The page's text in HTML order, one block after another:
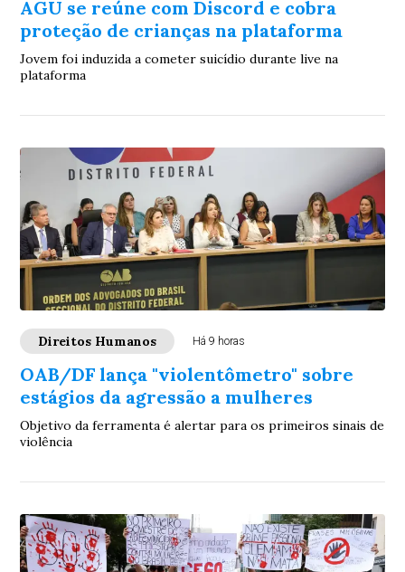
AGU se reúne com Discord e cobra
proteção de crianças na plataforma
Jovem foi induzida a cometer suicídio durante live na
plataforma
Direitos Humanos Há 9 horas
OAB/DF lança "violentômetro" sobre
estágios da agressão a mulheres
Objetivo da ferramenta é alertar para os primeiros sinais de
violência